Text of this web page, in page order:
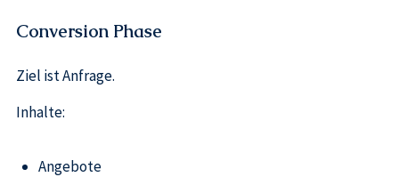
Conversion Phase
Ziel ist Anfrage.
Inhalte:
Angebote